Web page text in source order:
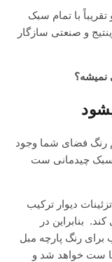
با تمام سبک
و صنعتی سازگار
نمیشه؟
رنگ فضای شما وجود
سبک چیدمانی ست
دیوار ترکیب
بنابراین در
برای رنگ پارچه مبل
ست خواهد شد و